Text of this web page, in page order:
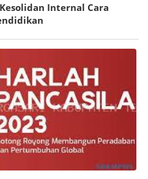
Internal Cara